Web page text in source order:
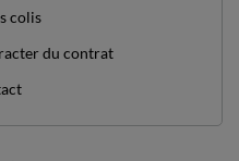
colis
du contrat